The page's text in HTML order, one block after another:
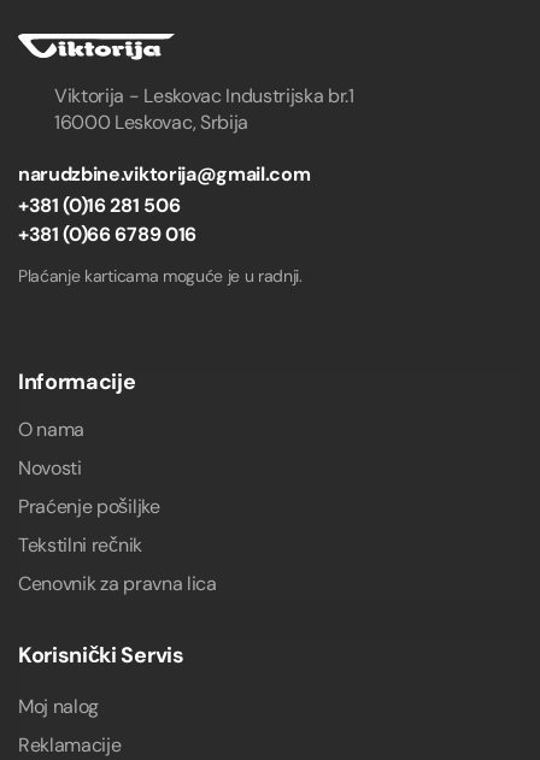
Viktorija - Leskovac Industrijska br.1
16000 Leskovac, Srbija
narudzbine.viktorija@gmail.com
+381 (0)16 281 506
+381 (0)66 6789 016
Plaćanje karticama moguće je u radnji.
Informacije
O nama
Novosti
Praćenje pošiljke
Tekstilni rečnik
Cenovnik za pravna lica
Korisnički Servis
Moj nalog
Reklamacije